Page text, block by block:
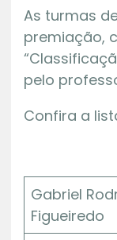
As turmas
premiação,
pelo
Confira a
Gabriel
Figueiredo